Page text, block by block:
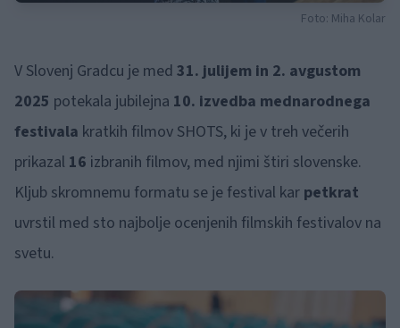
Foto: Miha Kolar
V Slovenj Gradcu je med 31. julijem in 2. avgustom
2025 potekala jubilejna 10. izvedba mednarodnega
festivala kratkih filmov SHOTS, ki je v treh večerih
prikazal 16 izbranih filmov, med njimi štiri slovenske.
Kljub skromnemu formatu se je festival kar petkrat
uvrstil med sto najbolje ocenjenih filmskih festivalov na
svetu.